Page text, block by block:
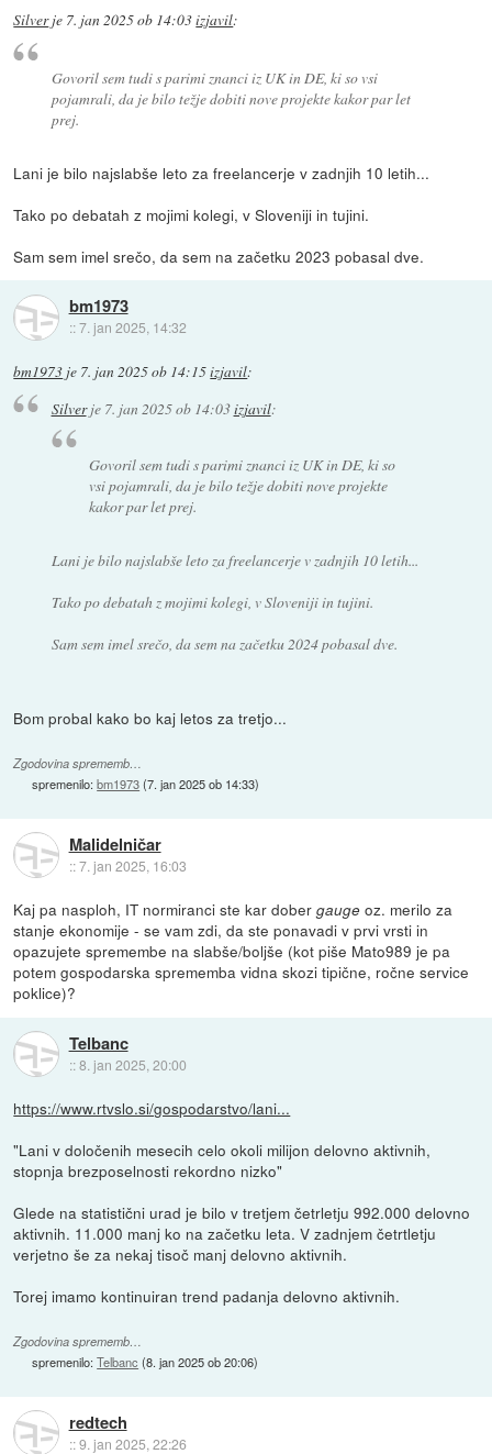
Silverje 7. jan 2025 ob 14:03izjavil:
Govoril sem tudi s parimi znanci iz UK in DE, ki so vsi
pojamrali, da je bilo težje dobiti nove projekte kakor par let
prej.
Lani je bilo najslabše leto za freelancerje v zadnjih 10 letih...
Tako po debatah z mojimi kolegi, v Sloveniji in tujini.
Sam sem imel srečo, da sem na začetku 2023 pobasal dve.
bm1973
::7. jan 2025, 14:32
bm1973 je 7. jan 2025 ob 14:15izjavil:
Silverje 7. jan 2025 ob 14:03izjavil:
Govoril sem tudi s parimi znanci iz UK in DE, ki so
vsi pojamrali, da je bilo težje dobiti nove projekte
kakor par let prej.
Lani je bilo najslabše leto za freelancerje v zadnjih 10 letih...
Tako po debatah z mojimi kolegi, v Sloveniji in tujini.
Sam sem imel srečo, da sem na začetku 2024 pobasal dve.
Bom probal kako bo kaj letos za tretjo...
Zgodovina sprememb…
spremenilo:bm1973(7. jan 2025 ob 14:33)
Malidelničar
::7. jan 2025, 16:03
Kaj pa nasploh, IT normiranci ste kar dobergauge oz. merilo za
stanje ekonomije - se vam zdi, da ste ponavadi v prvi vrsti in
opazujete spremembe na slabše/boljše (kot piše Mato989 je pa
potem gospodarska sprememba vidna skozi tipične, ročne service
poklice)?
Telbanc
::8. jan 2025, 20:00
https://www.rtvslo.si/gospodarstvo/lani...
"Lani v določenih mesecih celo okoli milijon delovno aktivnih,
stopnja brezposelnosti rekordno nizko"
Glede na statistični urad je bilo v tretjem četrletju 992.000 delovno
aktivnih. 11.000 manj ko na začetku leta. V zadnjem četrtletju
verjetno še za nekaj tisoč manj delovno aktivnih.
Torej imamo kontinuiran trend padanja delovno aktivnih.
Zgodovina sprememb…
spremenilo:Telbanc (8. jan 2025 ob 20:06)
redtech
::9. jan 2025, 22:26